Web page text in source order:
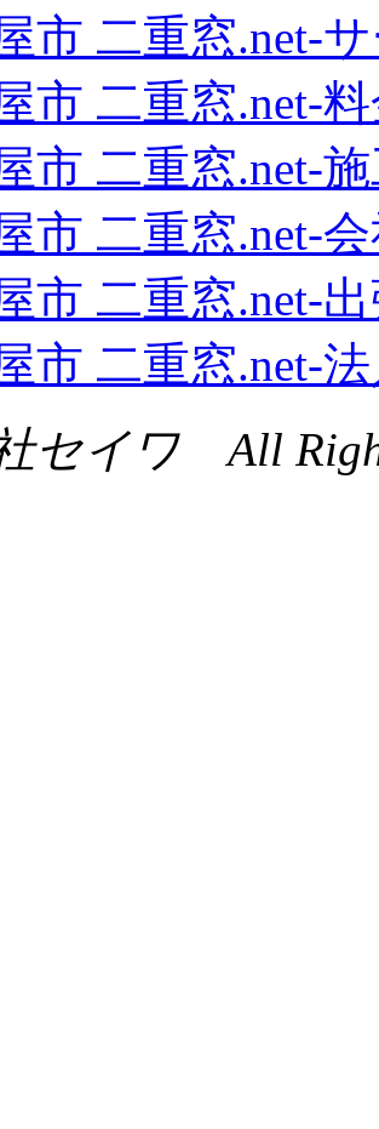
市 二重窓.net‐
市 二重窓.net‐
市 二重窓.net‐
市 二重窓.net‐
市 二重窓.net‐
市 二重窓.net‐
セイワ All